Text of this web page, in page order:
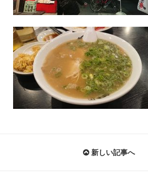
新しい記事へ